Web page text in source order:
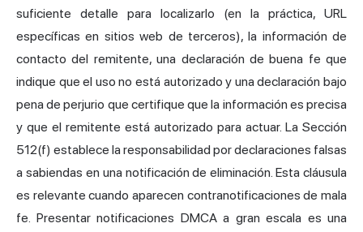
suficiente detalle para localizarlo (en la práctica, URL
específicas en sitios web de terceros), la información de
contacto del remitente, una declaración de buena fe que
indique que el uso no está autorizado y una declaración bajo
pena de perjurio que certifique que la información es precisa
y que el remitente está autorizado para actuar. La Sección
512(f) establece la responsabilidad por declaraciones falsas
a sabiendas en una notificación de eliminación. Esta cláusula
es relevante cuando aparecen contranotificaciones de mala
fe. Presentar notificaciones DMCA a gran escala es una